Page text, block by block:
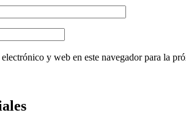
y web en este navegador para la